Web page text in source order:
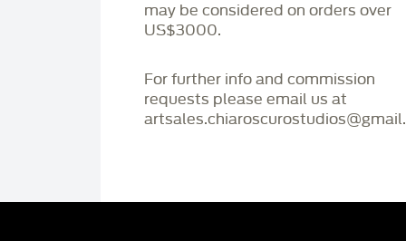
may be considered on orders over
US$3000.
For further info and commission
requests please email us at